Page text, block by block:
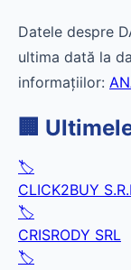
Datele despre
ultima dată la
informațiilor:
🏢
🏷️
CLICK2BUY
🏷️
CRISRODY SRL
🏷️